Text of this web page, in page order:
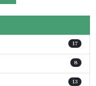
17
8
13